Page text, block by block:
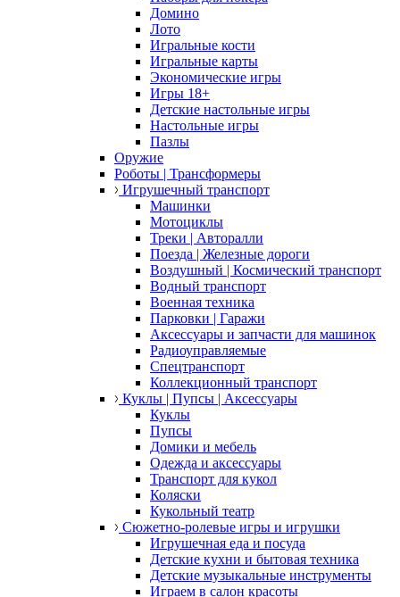
Домино
Лото
Игральные кости
Игральные карты
Экономические игры
Игры 18+
Детские настольные игры
Настольные игры
Пазлы
Оружие
Роботы | Трансформеры
Игрушечный транспорт
Машинки
Мотоциклы
Треки | Авторалли
Поезда | Железные дороги
Воздушный | Космический транспорт
Водный транспорт
Военная техника
Парковки | Гаражи
Аксессуары и запчасти для машинок
Радиоуправляемые
Спецтранспорт
Коллекционный транспорт
Куклы | Пупсы | Аксессуары
Куклы
Пупсы
Домики и мебель
Одежда и аксессуары
Транспорт для кукол
Коляски
Кукольный театр
Сюжетно-ролевые игры и игрушки
Игрушечная еда и посуда
Детские кухни и бытовая техника
Детские музыкальные инструменты
Играем в салон красоты